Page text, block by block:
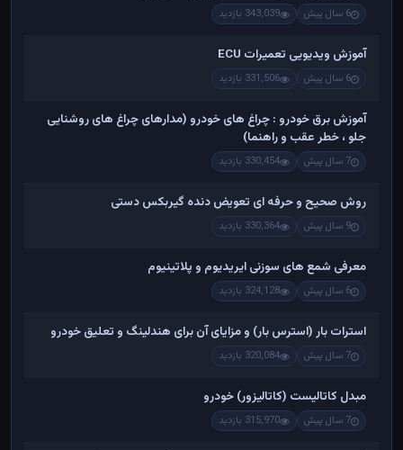
6 سال پیش 343,039 بازدید
آموزش ویدیویی تعمیرات ECU
6 سال پیش 331,506 بازدید
آموزش برق خودرو : چراغ های خودرو (مدارهای چراغ های روشنایی
جلو ، خطر عقب و راهنما)
7 سال پیش 330,454 بازدید
روش صحیح و حرفه ای تعویض دنده گیربکس دستی
9 سال پیش 330,364 بازدید
معرفی شمع های سوزنی ایریدیوم و پلاتینیوم
6 سال پیش 324,128 بازدید
استرات بار (استرس بار) و مزایای آن برای هندلینگ و تعلیق خودرو
7 سال پیش 320,084 بازدید
مبدل کاتالیست (کاتالیزور) خودرو
7 سال پیش 315,970 بازدید